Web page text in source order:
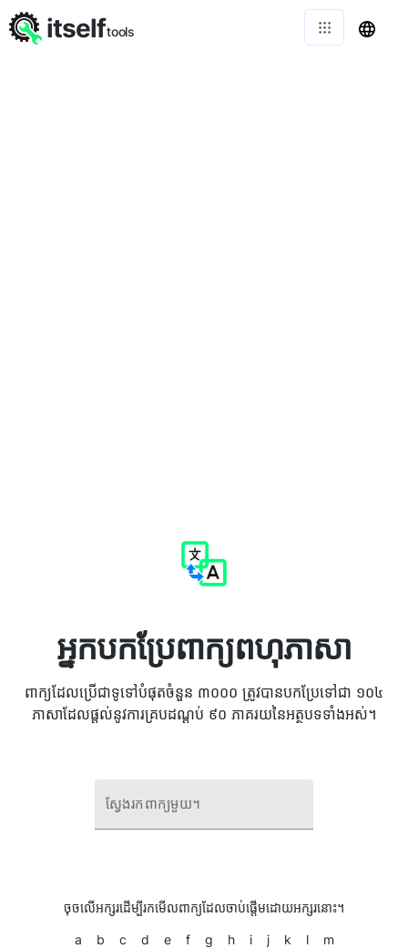
អ្នកបកប្រែពាក្យពហុភាសា
ពាក្យដែលប្រើជាទូទៅបំផុតចំនួន ៣០០០ ត្រូវបានបកប្រែទៅជា ១០៤
ភាសាដែលផ្តល់នូវការគ្របដណ្ដប់ ៩០ ភាគរយនៃអត្ថបទទាំងអស់។
ស្វែងរកពាក្យមួយ។
ចុចលើអក្សរដើម្បីរកមើលពាក្យដែលចាប់ផ្តើមដោយអក្សរនោះ។
a b c d e f g h i j k l m
itselftools